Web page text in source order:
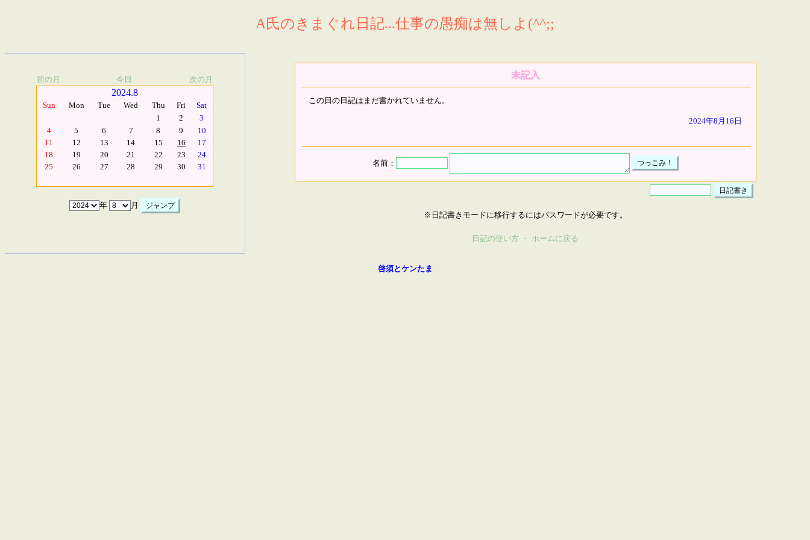
A氏のきまぐれ日記...仕事の愚痴は無しよ(^^;;
前の月 今日 次の月
2024.8
Sun Mon Tue Wed Thu Fri
Sat
1
2
3
4
5 6 7 8 9
10
11
12 13 14 15 16
17
18
19 20 21 22 23
24
25
26 27 28 29 30 31
年 月
未記入
この日の日記はまだ書かれていません。
2024年8月16日
名前：
※日記書きモードに移行するにはパスワードが必要です。
日記の使い方 ・ ホームに戻る
啓須とケンたま